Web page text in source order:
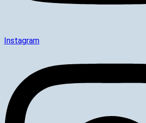
Instagram